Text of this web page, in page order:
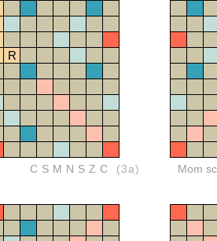
R
CSMNSZC (3a) Mom